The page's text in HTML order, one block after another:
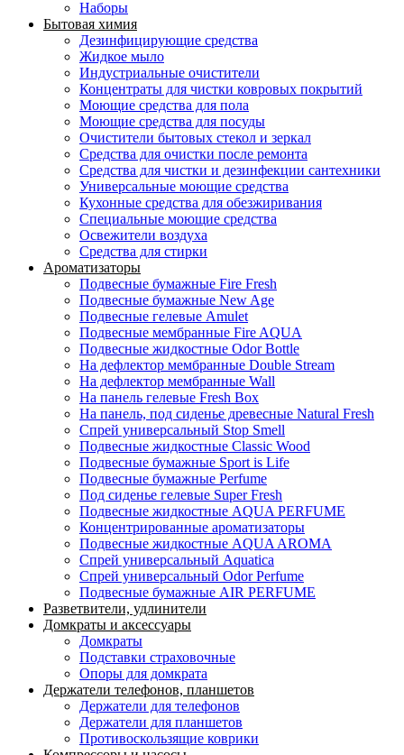
Наборы
Бытовая химия
Дезинфицирующие средства
Жидкое мыло
Индустриальные очистители
Концентраты для чистки ковровых покрытий
Моющие средства для пола
Моющие средства для посуды
Очистители бытовых стекол и зеркал
Средства для очистки после ремонта
Средства для чистки и дезинфекции сантехники
Универсальные моющие средства
Кухонные средства для обезжиривания
Специальные моющие средства
Освежители воздуха
Средства для стирки
Ароматизаторы
Подвесные бумажные Fire Fresh
Подвесные бумажные New Age
Подвесные гелевые Amulet
Подвесные мембранные Fire AQUA
Подвесные жидкостные Odor Bottle
На дефлектор мембранные Double Stream
На дефлектор мембранные Wall
На панель гелевые Fresh Box
На панель, под сиденье древесные Natural Fresh
Спрей универсальный Stop Smell
Подвесные жидкостные Classic Wood
Подвесные бумажные Sport is Life
Подвесные бумажные Perfume
Под сиденье гелевые Super Fresh
Подвесные жидкостные AQUA PERFUME
Концентрированные ароматизаторы
Подвесные жидкостные AQUA AROMA
Спрей универсальный Aquatica
Спрей универсальный Odor Perfume
Подвесные бумажные AIR PERFUME
Разветвители, удлинители
Домкраты и аксессуары
Домкраты
Подставки страховочные
Опоры для домкрата
Держатели телефонов, планшетов
Держатели для телефонов
Держатели для планшетов
Противоскользящие коврики